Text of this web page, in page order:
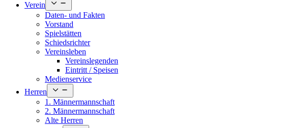
Verein
menu
Daten- und Fakten
Vorstand
Spielstätten
Schiedsrichter
Vereinsleben
Vereinslegenden
Eintritt / Speisen
Medienservice
Herren
menu
1. Männermannschaft
2. Männermannschaft
Alte Herren